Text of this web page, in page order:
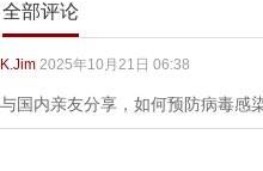
全部评论
K.Jim 2025年10月21日 06:38
与国内亲友分享，如何预防病毒感染